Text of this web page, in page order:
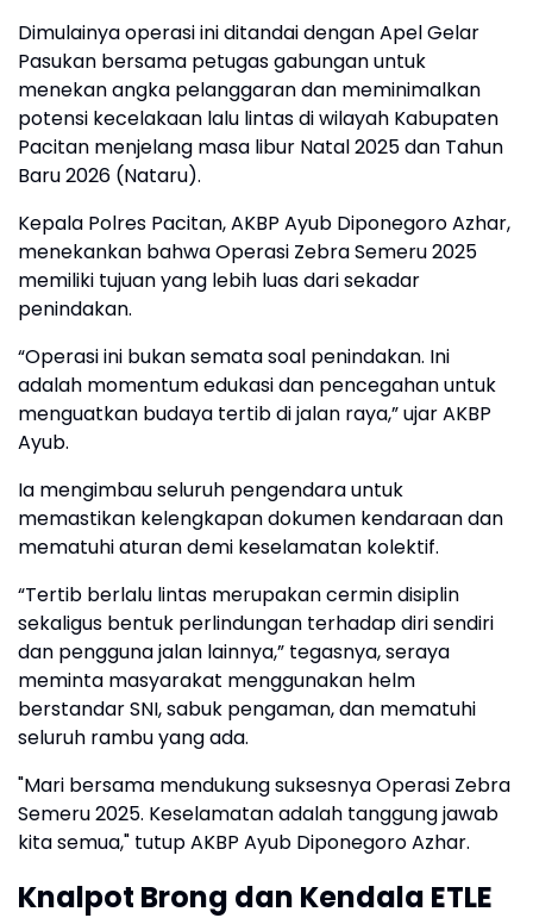
Dimulainya operasi ini ditandai dengan Apel Gelar
Pasukan bersama petugas gabungan untuk
menekan angka pelanggaran dan meminimalkan
potensi kecelakaan lalu lintas di wilayah Kabupaten
Pacitan menjelang masa libur Natal 2025 dan Tahun
Baru 2026 (Nataru).
Kepala Polres Pacitan, AKBP Ayub Diponegoro Azhar,
menekankan bahwa Operasi Zebra Semeru 2025
memiliki tujuan yang lebih luas dari sekadar
penindakan.
“Operasi ini bukan semata soal penindakan. Ini
adalah momentum edukasi dan pencegahan untuk
menguatkan budaya tertib di jalan raya,” ujar AKBP
Ayub.
Ia mengimbau seluruh pengendara untuk
memastikan kelengkapan dokumen kendaraan dan
mematuhi aturan demi keselamatan kolektif.
“Tertib berlalu lintas merupakan cermin disiplin
sekaligus bentuk perlindungan terhadap diri sendiri
dan pengguna jalan lainnya,” tegasnya, seraya
meminta masyarakat menggunakan helm
berstandar SNI, sabuk pengaman, dan mematuhi
seluruh rambu yang ada.
"Mari bersama mendukung suksesnya Operasi Zebra
Semeru 2025. Keselamatan adalah tanggung jawab
kita semua," tutup AKBP Ayub Diponegoro Azhar.
Knalpot Brong dan Kendala ETLE